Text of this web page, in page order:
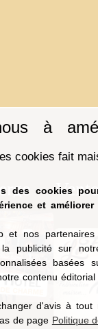
à
cookies fait
des cookies
et
et nos
publicité sur
basées
contenu
d'avis à tout
de page Politique